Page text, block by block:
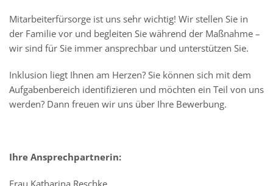
Mitarbeiterfürsorge ist uns sehr wichtig! Wir stellen Sie in
der Familie vor und begleiten Sie während der Maßnahme –
wir sind für Sie immer ansprechbar und unterstützen Sie.
Inklusion liegt Ihnen am Herzen? Sie können sich mit dem
Aufgabenbereich identifizieren und möchten ein Teil von uns
werden? Dann freuen wir uns über Ihre Bewerbung.
Ihre Ansprechpartnerin: